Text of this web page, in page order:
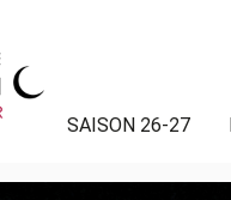
SAISON 26-27